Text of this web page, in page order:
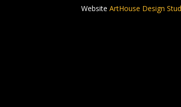
Website ArtHouse Design